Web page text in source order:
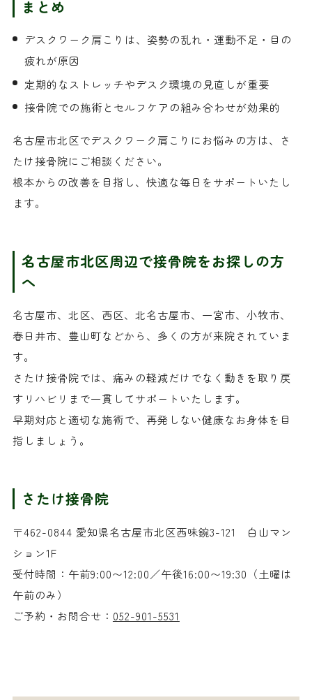
まとめ
デスクワーク肩こりは、姿勢の乱れ・運動不足・目の
疲れが原因
定期的なストレッチやデスク環境の見直しが重要
接骨院での施術とセルフケアの組み合わせが効果的
名古屋市北区でデスクワーク肩こりにお悩みの方は、さ
たけ接骨院にご相談ください。
根本からの改善を目指し、快適な毎日をサポートいたし
ます。
名古屋市北区周辺で接骨院をお探しの方
へ
名古屋市、北区、西区、北名古屋市、一宮市、小牧市、
春日井市、豊山町などから、多くの方が来院されていま
す。
さたけ接骨院では、痛みの軽減だけでなく動きを取り戻
すリハビリまで一貫してサポートいたします。
早期対応と適切な施術で、再発しない健康なお身体を目
指しましょう。
さたけ接骨院
〒462-0844 愛知県名古屋市北区西味鋺3-121 白山マン
ション1F
受付時間：午前9:00〜12:00／午後16:00〜19:30（土曜は
午前のみ）
ご予約・お問合せ： 052-901-5531